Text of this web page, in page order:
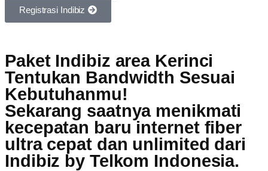
Registrasi Indibiz
Paket Indibiz area Kerinci
Tentukan Bandwidth Sesuai
Kebutuhanmu!
Sekarang saatnya menikmati
kecepatan baru internet fiber
ultra cepat dan unlimited dari
Indibiz by Telkom Indonesia.